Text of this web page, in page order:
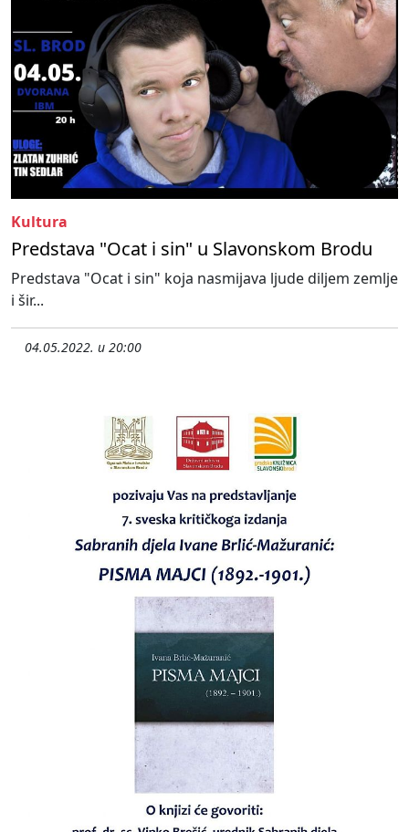
Kultura
Predstava "Ocat i sin" u Slavonskom Brodu
Predstava "Ocat i sin" koja nasmijava ljude diljem zemlje
i šir...
04.05.2022. u 20:00